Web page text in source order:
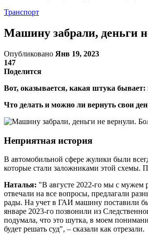
Транспорт
Машину забрали, деньги
Опубликовано Янв 19, 2023
147
Поделится
Вот, оказывается, какая штука бывает:
Что делать и можно ли вернуть свои
Неприятная история
В автомобильной сфере жулики были
которые стали заложниками этой схемы.
Наталья: "В августе 2022-го мы с мужем
отвечали на все вопросы, предлагали
рады. На учет в ГАИ машину поставили
январе 2023-го позвонили из
подумала, что это шутка, в моем
будет решать суд", – сказали как отрезали.